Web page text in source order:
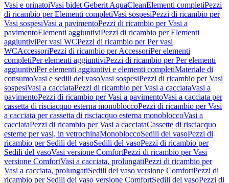
Vasi e orinatoiVasi bidet Geberit AquaCleanElementi completiPezzi
di ricambio per Elementi completiVasi sospesiPezzi di ricambio per
Vasi sospesiVasi a pavimentoPezzi di ricambio per Vasi a
pavimentoElementi aggiuntiviPezzi di ricambio per Elementi
aggiuntiviPer vasi WCPezzi di ricambio per Per vasi
WCAccessoriPezzi di ricambio per AccessoriPer elementi
completiPer elementi aggiuntiviPezzi di ricambio per Per elementi
aggiuntiviPer elementi aggiuntivi e elementi completiMateriale di
consumoVasi e sedili del vasoVasi sospesiPezzi di ricambio per Vasi
sospesiVasi a cacciataPezzi di ricambio per Vasi a cacciataVasi a
pavimentoPezzi di ricambio per Vasi a pavimentoVasi a cacciata per
cassetta di risciacquo esterna monobloccoPezzi di ricambio per Vasi
a cacciata per cassetta di risciacquo esterna monobloccoVasi a
cacciataPezzi di ricambio per Vasi a cacciataCassette di risciacquo
esterne per vasi, in vetrochinaMonobloccoSedili del vasoPezzi di
ricambio per Sedili del vasoSedili del vasoPezzi di ricambio per
Sedili del vasoVasi versione ComfortPezzi di ricambio per Vasi
versione ComfortVasi a cacciata, prolungatiPezzi di ricambio per
Vasi a cacciata, prolungatiSedili del vaso versione ComfortPezzi di
ricambio per Sedili del vaso versione ComfortSedili del vasoPezzi di